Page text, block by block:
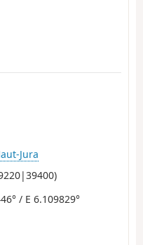
Jura
/ E 6.109829°